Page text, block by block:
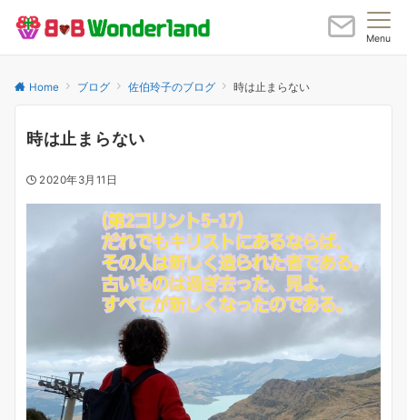
Menu
Home ブログ 佐伯玲子のブログ 時は止まらない
時は止まらない
2020年3月11日